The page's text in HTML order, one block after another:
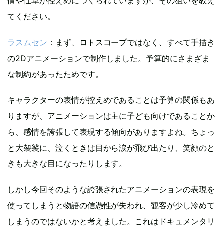
てください。
ラスムセン ：まず、ロトスコープではなく、すべて手描き
の2Dアニメーションで制作しました。予算的にさまざま
な制約があったためです。
キャラクターの表情が控えめであることは予算の関係もあ
りますが、アニメーションは主に子ども向けであることか
ら、感情を誇張して表現する傾向がありますよね。ちょっ
と大袈裟に、泣くときは目から涙が飛び出たり、笑顔のと
きも大きな目になったりします。
しかし今回そのような誇張されたアニメーションの表現を
使ってしまうと物語の信憑性が失われ、観客が少し冷めて
しまうのではないかと考えました。これはドキュメンタリ